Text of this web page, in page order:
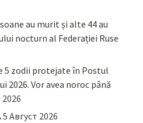
au murit și alte 44 au
nocturn al Federației Ruse
5 zodii protejate în Postul
2026. Vor avea noroc până
2026
5 Август 2026